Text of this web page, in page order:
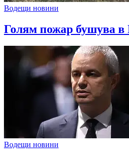
Водещи новини
Голям пожар бушува в
Водещи новини